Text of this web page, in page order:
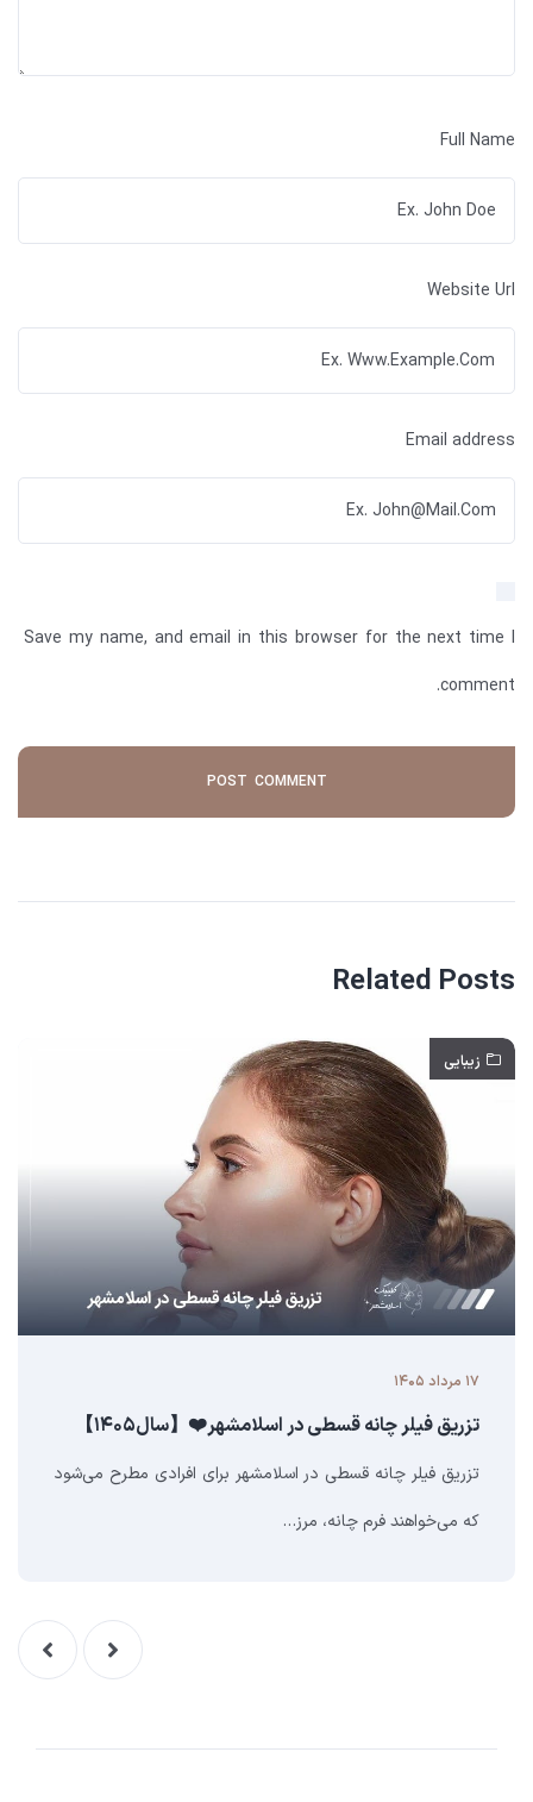
Full Name
Website Url
Email address
Save my name, and email in this browser for the next time I
comment.
Related Posts
زیبایی
۱۷ مرداد ۱۴۰۵
تزریق فیلر چانه قسطی در اسلامشهر❤️【سال۱۴۰۵】
تزریق فیلر چانه قسطی در اسلامشهر برای افرادی مطرح می‌شود
که می‌خواهند فرم چانه، مرز…